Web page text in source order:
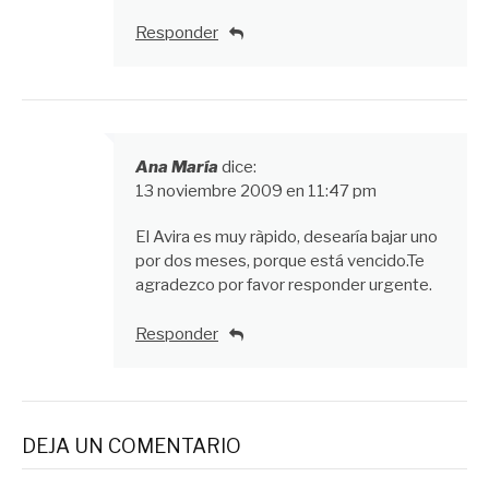
Responder
Ana María dice:
13 noviembre 2009 en 11:47 pm
El Avira es muy ràpido, desearía bajar uno
por dos meses, porque está vencido.Te
agradezco por favor responder urgente.
Responder
DEJA UN COMENTARIO